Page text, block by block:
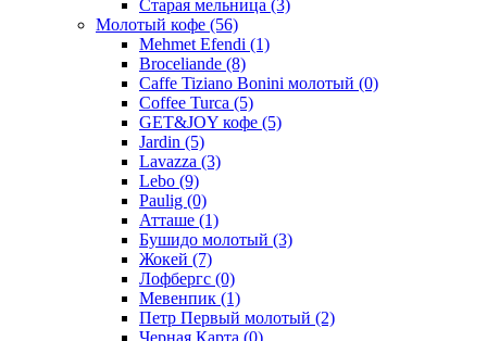
Старая мельница (3)
Молотый кофе (56)
Mehmet Efendi (1)
Broceliande (8)
Caffe Tiziano Bonini молотый (0)
Coffee Turca (5)
GET&JOY кофе (5)
Jardin (5)
Lavazza (3)
Lebo (9)
Paulig (0)
Атташе (1)
Бушидо молотый (3)
Жокей (7)
Лофбергс (0)
Мевенпик (1)
Петр Первый молотый (2)
Черная Карта (0)